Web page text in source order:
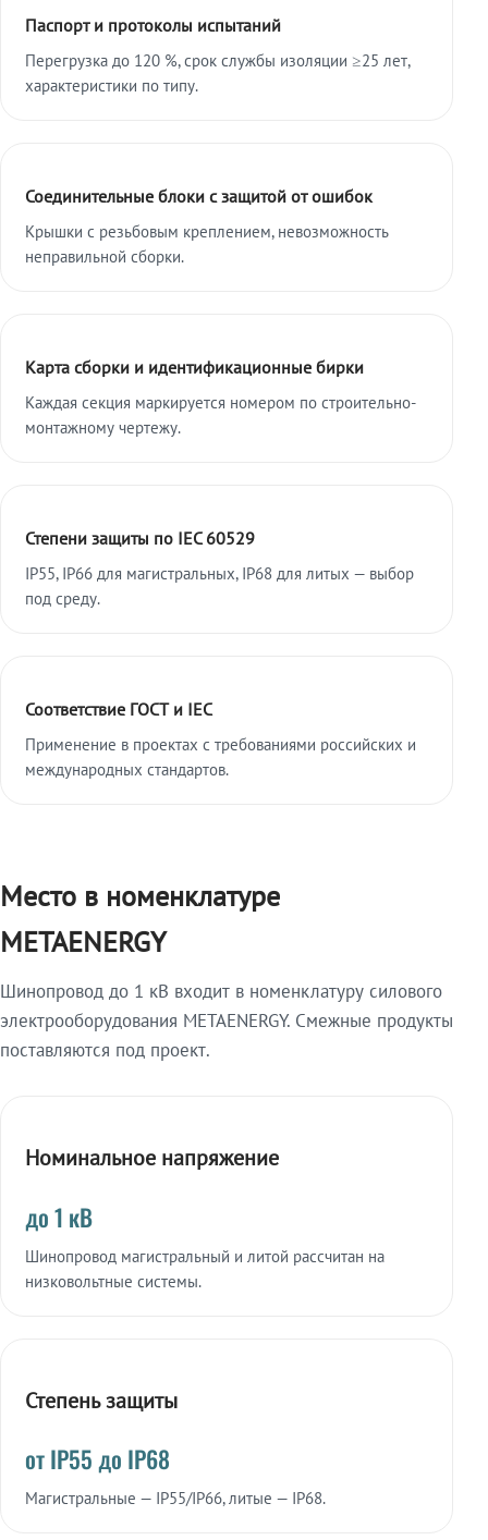
Паспорт и протоколы испытаний
Перегрузка до 120 %, срок службы изоляции ≥25 лет,
характеристики по типу.
Соединительные блоки с защитой от ошибок
Крышки с резьбовым креплением, невозможность
неправильной сборки.
Карта сборки и идентификационные бирки
Каждая секция маркируется номером по строительно-
монтажному чертежу.
Степени защиты по IEC 60529
IP55, IP66 для магистральных, IP68 для литых — выбор
под среду.
Соответствие ГОСТ и IEC
Применение в проектах с требованиями российских и
международных стандартов.
Место в номенклатуре
METAENERGY
Шинопровод до 1 кВ входит в номенклатуру силового
электрооборудования METAENERGY. Смежные продукты
поставляются под проект.
Номинальное напряжение
до 1 кВ
Шинопровод магистральный и литой рассчитан на
низковольтные системы.
Степень защиты
от IP55 до IP68
Магистральные — IP55/IP66, литые — IP68.